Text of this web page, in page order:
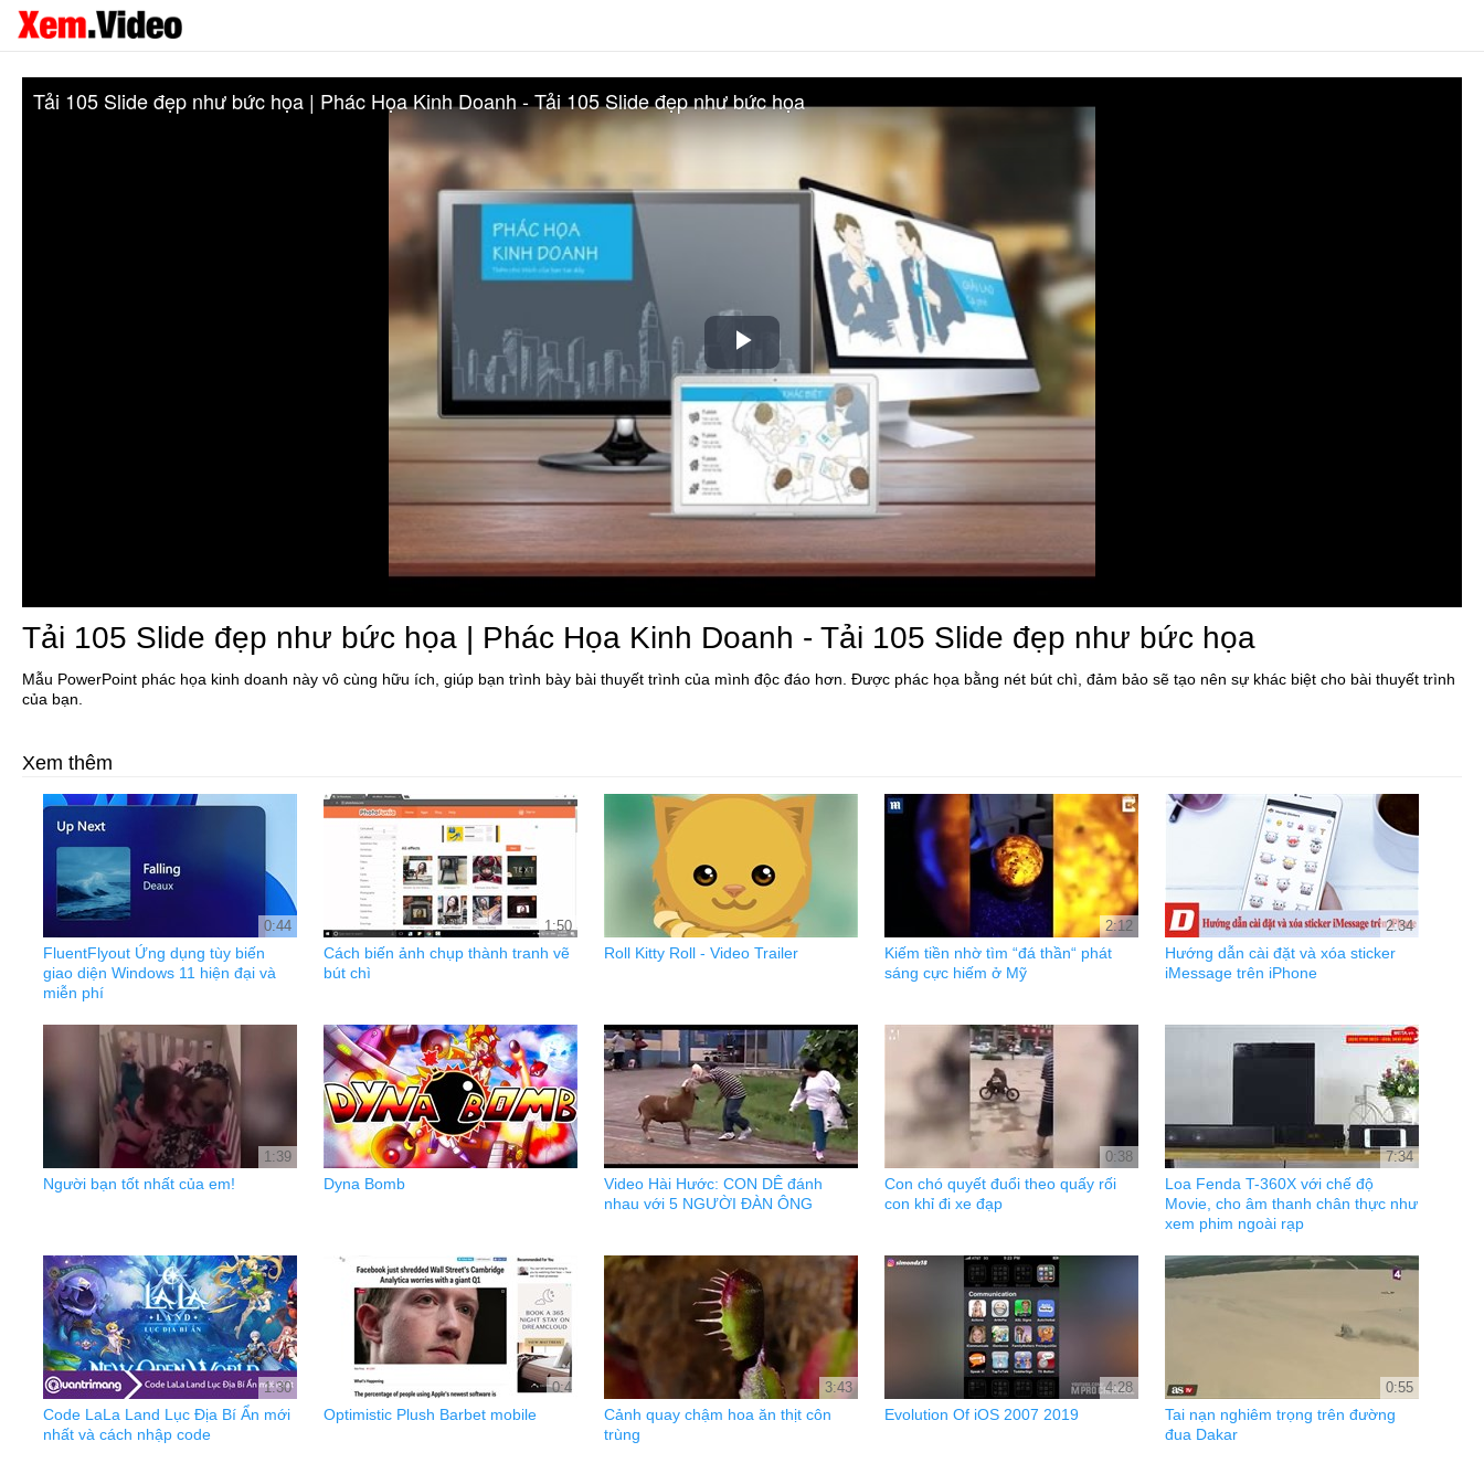
Play
Video
Tải 105 Slide đẹp như bức họa | Phác Họa Kinh Doanh - Tải 105 Slide đẹp như bức họa
Tải 105 Slide đẹp như bức họa | Phác Họa Kinh Doanh - Tải 105 Slide đẹp như bức họa
Mẫu PowerPoint phác họa kinh doanh này vô cùng hữu ích, giúp bạn trình bày bài thuyết trình của mình độc đáo hơn. Được phác họa bằng nét bút chì, đảm bảo sẽ tạo nên sự khác biệt cho bài thuyết trình
của bạn.
Xem thêm
0:44
FluentFlyout Ứng dụng tùy biến
giao diện Windows 11 hiện đại và
miễn phí
1:50
Cách biến ảnh chụp thành tranh vẽ
bút chì
Roll Kitty Roll - Video Trailer
2:12
Kiếm tiền nhờ tìm “đá thần“ phát
sáng cực hiếm ở Mỹ
2:34
Hướng dẫn cài đặt và xóa sticker
iMessage trên iPhone
1:39
Người bạn tốt nhất của em! Dyna Bomb
Video Hài Hước: CON DÊ đánh
nhau với 5 NGƯỜI ĐÀN ÔNG
0:38
Con chó quyết đuổi theo quấy rối
con khỉ đi xe đạp
7:34
Loa Fenda T-360X với chế độ
Movie, cho âm thanh chân thực như
xem phim ngoài rạp
1:30
Code LaLa Land Lục Địa Bí Ẩn mới
nhất và cách nhập code
0:4
Optimistic Plush Barbet mobile
3:43
Cảnh quay chậm hoa ăn thịt côn
trùng
4:28
Evolution Of iOS 2007 2019
0:55
Tai nạn nghiêm trọng trên đường
đua Dakar